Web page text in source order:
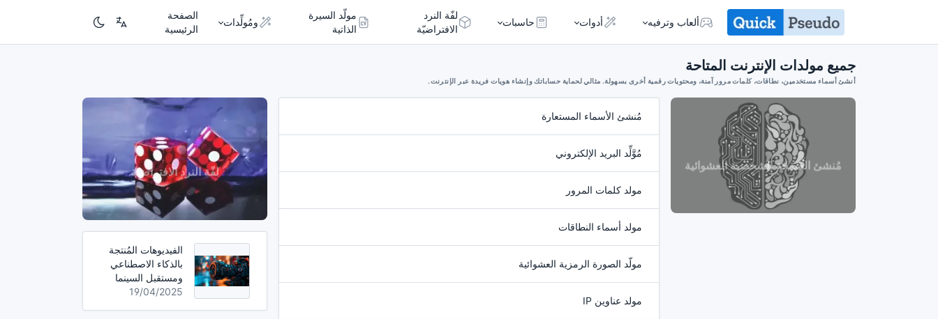
ألعاب وترفيه أدوات حاسبات
لفّة النرد
الافتراضيّة
مولّد السيرة
الذاتية
ومُولِّدات
الصفحة
الرئيسية
جميع مولدات الإنترنت المتاحة
أنشئ أسماء مستخدمين، نطاقات، كلمات مرور آمنة، ومحتويات رقمية أخرى بسهولة. مثالي لحماية حساباتك وإنشاء هويات فريدة عبر الإنترنت.
مُنشئ الصفحة الشخصية العشوائية
مُنشئ الأسماء المستعارة
مُوَّلِّد البريد الإلكتروني
مولد كلمات المرور
مولد أسماء النطاقات
مولّد الصورة الرمزية العشوائية
مولد عناوين IP
لفّة النرد الافتراضيّة
الفيديوهات المُنتجة
بالذكاء الاصطناعي
ومستقبل السينما
19/04/2025